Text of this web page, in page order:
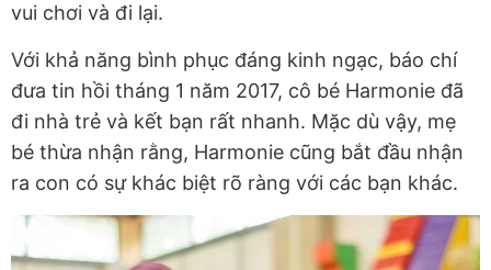
vui chơi và đi lại.
Với khả năng bình phục đáng kinh ngạc, báo chí
đưa tin hồi tháng 1 năm 2017, cô bé Harmonie đã
đi nhà trẻ và kết bạn rất nhanh. Mặc dù vậy, mẹ
bé thừa nhận rằng, Harmonie cũng bắt đầu nhận
ra con có sự khác biệt rõ ràng với các bạn khác.